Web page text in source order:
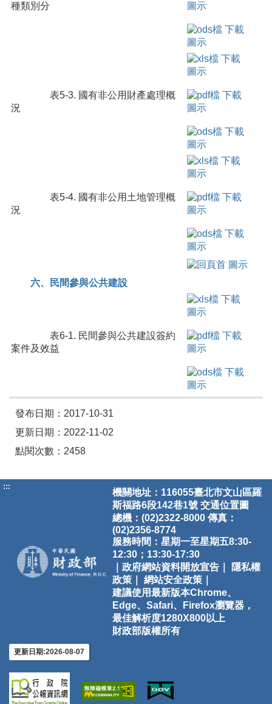
種類別分
表5-3. 國有非公用財產處理概
況
表5-4. 國有非公用土地管理概
況
六、民間參與公共建設
表6-1. 民間參與公共建設簽約
案件及效益
發布日期：2017-10-31
更新日期：2022-11-02
點閱次數：2458
:::
機關地址：116055臺北市文山區羅
斯福路6段142巷1號 交通位置圖
總機：(02)2322-8000 傳真：
(02)2356-8774
服務時間：星期一至星期五8:30-
12:30；13:30-17:30
｜政府網站資料開放宣告｜
隱私權
政策｜
網站安全政策｜
建議使用最新版本Chrome、
Edge、Safari、Firefox瀏覽器，
最佳解析度1280X800以上
財政部版權所有
更新日期:2026-08-07